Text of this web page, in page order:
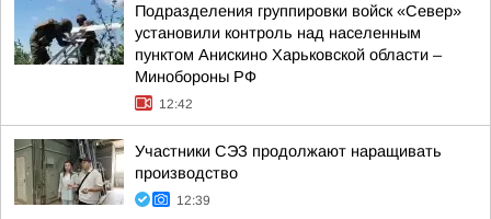
Подразделения группировки войск «Север»
установили контроль над населенным
пунктом Анискино Харьковской области –
Минобороны РФ
12:42
Участники СЭЗ продолжают наращивать
производство
12:39